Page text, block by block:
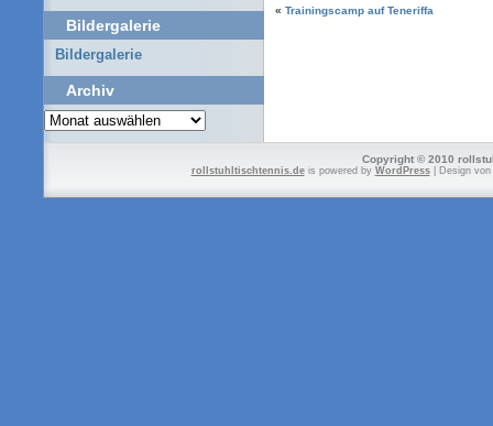
« Trainingscamp auf Teneriffa
Bildergalerie
Bildergalerie
Archiv
Archiv
Copyright © 2010
rollstuhltischtennis.deis powered by WordPress| Design von